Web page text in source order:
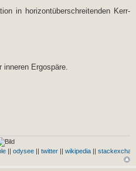
in horizontüberschreitenden Kerr-
Ergospäre.
odysee twitter wikipedia